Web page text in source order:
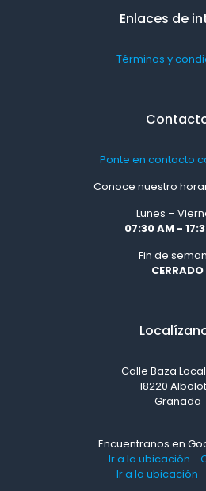
Enlaces de
Términos y
Ponte en contacto
Conoce nuestro
Lunes –
07:30 AM -
Fin de
CERRADO
Calle Baza
18220
Granada
Encuentranos en
Ir a la ubicación -
Ir a la ubicación